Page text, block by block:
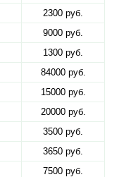
2300 руб.
9000 руб.
1300 руб.
84000 руб.
15000 руб.
20000 руб.
3500 руб.
3650 руб.
7500 руб.